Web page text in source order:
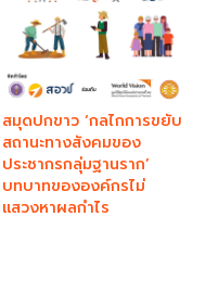
สมุดปกขาว ‘กลไกการขยับ
สถานะทางสังคมของ
ประชากรกลุ่มฐานราก’
บทบาทขององค์กรไม่
แสวงหาผลกำไร​